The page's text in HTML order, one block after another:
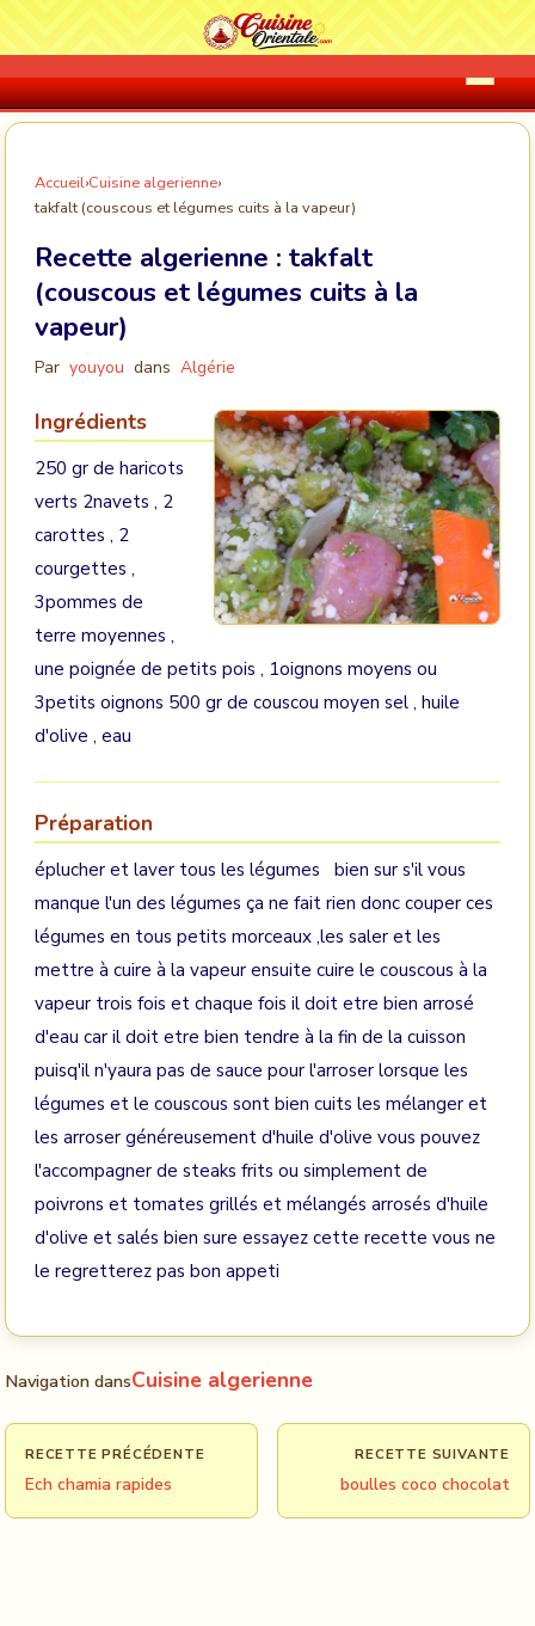
Accueil›Cuisine algerienne›
takfalt (couscous et légumes cuits à la vapeur)
Recette algerienne : takfalt
(couscous et légumes cuits à la
vapeur)
Par youyou dans Algérie
Ingrédients
250 gr de haricots
verts 2navets , 2
carottes , 2
courgettes ,
3pommes de
terre moyennes ,
une poignée de petits pois , 1oignons moyens ou
3petits oignons 500 gr de couscou moyen sel , huile
d'olive , eau
Préparation
éplucher et laver tous les légumes bien sur s'il vous
manque l'un des légumes ça ne fait rien donc couper ces
légumes en tous petits morceaux ,les saler et les
mettre à cuire à la vapeur ensuite cuire le couscous à la
vapeur trois fois et chaque fois il doit etre bien arrosé
d'eau car il doit etre bien tendre à la fin de la cuisson
puisq'il n'yaura pas de sauce pour l'arroser lorsque les
légumes et le couscous sont bien cuits les mélanger et
les arroser généreusement d'huile d'olive vous pouvez
l'accompagner de steaks frits ou simplement de
poivrons et tomates grillés et mélangés arrosés d'huile
d'olive et salés bien sure essayez cette recette vous ne
le regretterez pas bon appeti
Navigation dansCuisine algerienne
RECETTE PRÉCÉDENTE
Ech chamia rapides
RECETTE SUIVANTE
boulles coco chocolat